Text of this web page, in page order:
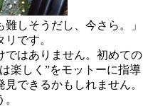
しそうだし、今さら。」
です。
ではありません。初めての
楽しく”をモットーに指導
できるかもしれません。